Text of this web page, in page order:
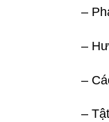
–
–
–
–